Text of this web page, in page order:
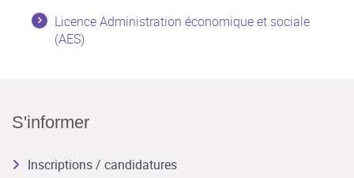
Licence Administration économique et sociale
(AES)
S'informer
Inscriptions / candidatures